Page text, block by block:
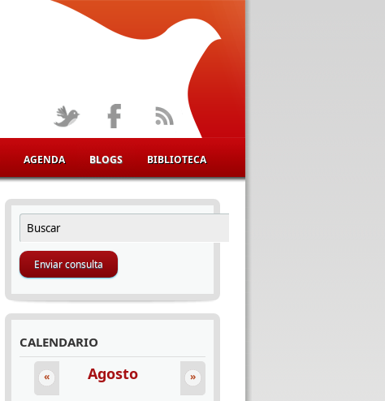
AGENDA BLOGS BIBLIOTECA
FORMULARIO DE BÚSQUEDA
Buscar
CALENDARIO
Agosto
« »